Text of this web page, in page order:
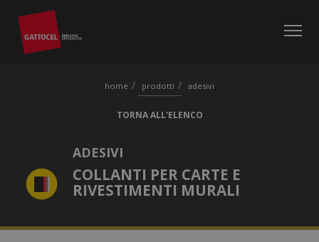
home prodotti adesivi
TORNA ALL'ELENCO
ADESIVI
COLLANTI PER CARTE E
RIVESTIMENTI MURALI